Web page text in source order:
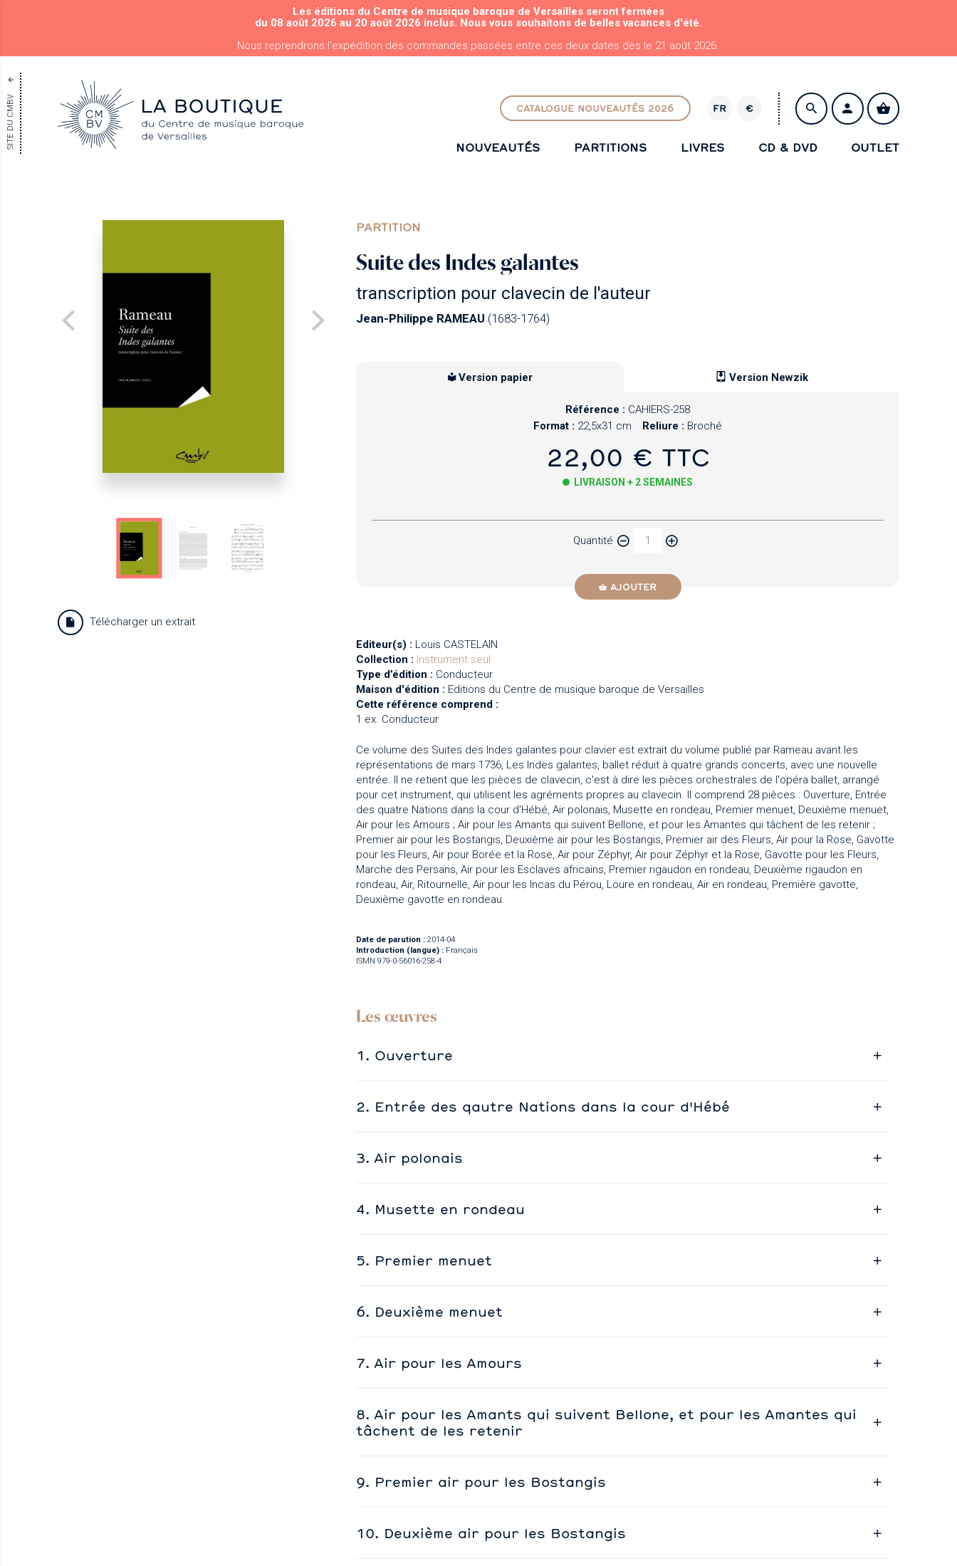
ALLER AU CONTENU PRINCIPAL
Les éditions du Centre de musique baroque de Versailles seront fermées
du 08 août 2026 au 20 août 2026 inclus. Nous vous souhaitons de belles vacances d'été.
Nous reprendrons l'expédition des commandes passées entre ces deux dates dès le 21 août 2026.
SITE DU CMBV CATALOGUE NOUVEAUTÉS 2026 FR
R
€
NOUVEAUTÉS PARTITIONS LIVRES CD & DVD OUTLET
PARTITION
Suite des Indes galantes
transcription pour clavecin de l'auteur
Jean-Philippe RAMEAU (1683-1764)
Télécharger un extrait
Version papier Version Newzik
Référence : CAHIERS-258
Format : 22,5x31 cm Reliure : Broché
22,00 € TTC
LIVRAISON + 2 SEMAINES
Quantité
AJOUTER
Editeur(s) : Louis CASTELAIN
Collection : Instrument seul
Type d’édition : Conducteur
Maison d'édition : Editions du Centre de musique baroque de Versailles
Cette référence comprend :
1 ex. Conducteur
Ce volume des Suites des Indes galantes pour clavier est extrait du volume publié par Rameau avant les
représentations de mars 1736, Les Indes galantes, ballet réduit à quatre grands concerts, avec une nouvelle
entrée. Il ne retient que les pièces de clavecin, c'est à dire les pièces orchestrales de l'opéra ballet, arrangé
pour cet instrument, qui utilisent les agréments propres au clavecin. Il comprend 28 pièces : Ouverture, Entrée
des quatre Nations dans la cour d'Hébé, Air polonais, Musette en rondeau, Premier menuet, Deuxième menuet,
Air pour les Amours ; Air pour les Amants qui suivent Bellone, et pour les Amantes qui tâchent de les retenir ;
Premier air pour les Bostangis, Deuxième air pour les Bostangis, Premier air des Fleurs, Air pour la Rose, Gavotte
pour les Fleurs, Air pour Borée et la Rose, Air pour Zéphyr, Air pour Zéphyr et la Rose, Gavotte pour les Fleurs,
Marche des Persans, Air pour les Esclaves africains, Premier rigaudon en rondeau, Deuxième rigaudon en
rondeau, Air, Ritournelle, Air pour les Incas du Pérou, Loure en rondeau, Air en rondeau, Première gavotte,
Deuxième gavotte en rondeau.
Date de parution : 2014-04
Introduction (langue) : Français
ISMN 979-0-56016-258-4
Les œuvres
1. Ouverture
2. Entrée des qautre Nations dans la cour d'Hébé
3. Air polonais
4. Musette en rondeau
5. Premier menuet
6. Deuxième menuet
7. Air pour les Amours
8. Air pour les Amants qui suivent Bellone, et pour les Amantes qui
tâchent de les retenir
9. Premier air pour les Bostangis
10. Deuxième air pour les Bostangis